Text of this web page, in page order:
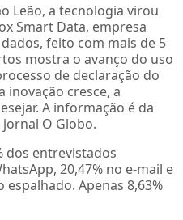
Leão, a tecnologia virou
Smart Data, empresa
feito com mais de 5
mostra o avanço do uso
de declaração do
inovação cresce, a
A informação é da
O Globo.
dos entrevistados
20,47% no e-mail e
Apenas 8,63%